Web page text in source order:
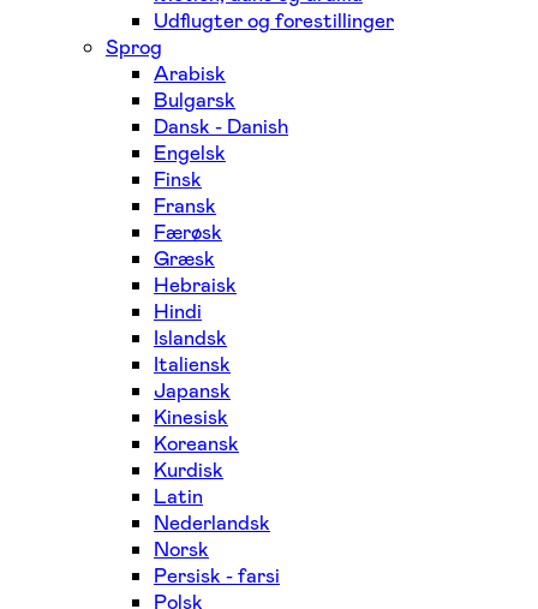
Udflugter og forestillinger
Sprog
Arabisk
Bulgarsk
Dansk - Danish
Engelsk
Finsk
Fransk
Færøsk
Græsk
Hebraisk
Hindi
Islandsk
Italiensk
Japansk
Kinesisk
Koreansk
Kurdisk
Latin
Nederlandsk
Norsk
Persisk - farsi
Polsk